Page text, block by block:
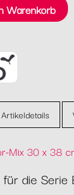
Warenkorb
Artikeldetails
Mix 30 x 38
für die Serie